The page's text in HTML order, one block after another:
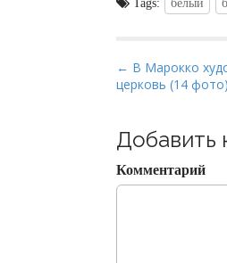
Tags: белый
P
o
t
n
a
← В Марокко
церковь (14 фото)
Добавить
Комментарий